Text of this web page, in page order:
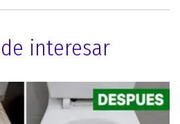
interesar